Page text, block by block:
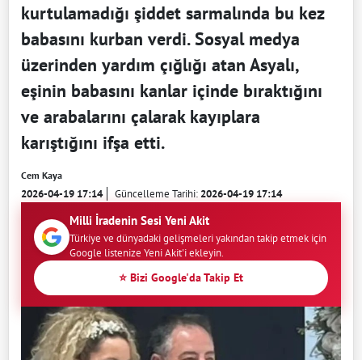
kurtulamadığı şiddet sarmalında bu kez
babasını kurban verdi. Sosyal medya
üzerinden yardım çığlığı atan Asyalı,
eşinin babasını kanlar içinde bıraktığını
ve arabalarını çalarak kayıplara
karıştığını ifşa etti.
Cem Kaya
2026-04-19 17:14 Güncelleme Tarihi:2026-04-19 17:14
Milli İradenin Sesi Yeni Akit
Türkiye ve dünyadaki gelişmeleri yakından takip etmek için
Google listenize Yeni Akit'i ekleyin.
⭐ Bizi Google'da Takip Et